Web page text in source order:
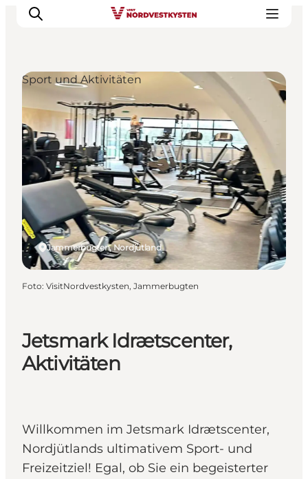
Urlaubsorte
Inspiration
Events
Unterkunft
Mach deine Urlaubsplanung
Jetsmark Idrætscenter,
Aktivitäten
Willkommen im Jetsmark Idrætscenter,
Nordjütlands ultimativem Sport- und
Freizeitziel! Egal, ob Sie ein begeisterter
Jammerbugten, Nordjütland
Sport und Aktivitäten
Foto: VisitNordvestkysten, Jammerbugten